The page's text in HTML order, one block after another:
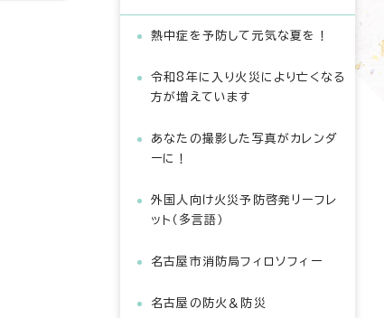
熱中症を予防して元気な夏を！
令和8年に入り火災により亡くなる
方が増えています
あなたの撮影した写真がカレンダ
ーに！
外国人向け火災予防啓発リーフレ
ット（多言語）
名古屋市消防局フィロソフィー
名古屋の防火＆防災